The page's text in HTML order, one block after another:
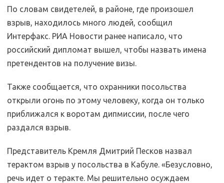
По словам свидетелей, в районе, где произошел
взрыв, находилось много людей, сообщил
Интерфакс. РИА Новости ранее написало, что
российский дипломат вышел, чтобы назвать имена
претендентов на получение визы.
Также сообщается, что охранники посольства
открыли огонь по этому человеку, когда он только
приближался к воротам дипмиссии, после чего
раздался взрыв.
Представитель Кремля Дмитрий Песков назвал
терактом взрыв у посольства в Кабуле. «Безусловно,
речь идет о теракте. Мы решительно осуждаем